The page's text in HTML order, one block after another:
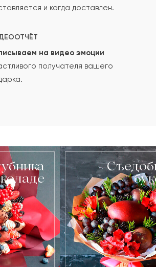
и когда доставлен.
на видео эмоции
получателя вашего